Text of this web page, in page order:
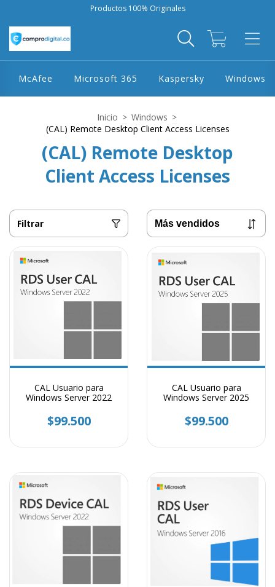
Productos 100% Originales
McAfee Microsoft 365 Kaspersky Windows
Inicio > Windows >
(CAL) Remote Desktop Client Access Licenses
(CAL) Remote Desktop
Client Access Licenses
Filtrar
CAL Usuario para
Windows Server 2022
$99.500
CAL Usuario para
Windows Server 2025
$99.500